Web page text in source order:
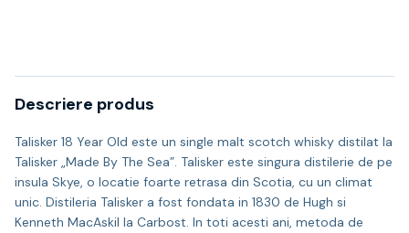
Descriere produs
Talisker 18 Year Old este un single malt scotch whisky distilat la
Talisker „Made By The Sea”. Talisker este singura distilerie de pe
insula Skye, o locatie foarte retrasa din Scotia, cu un climat
unic. Distileria Talisker a fost fondata in 1830 de Hugh si
Kenneth MacAskil la Carbost. In toti acesti ani, metoda de